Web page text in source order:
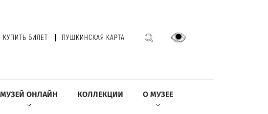
КУПИТЬ БИЛЕТ ПУШКИНСКАЯ КАРТА
МУЗЕЙ ОНЛАЙН КОЛЛЕКЦИИ О МУЗЕЕ